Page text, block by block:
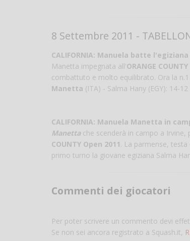
8 Settembre 2011 -
CALIFORNIA: Manuela batte
Manetta impegnata all'ORANGE
combattuto e molto equilibrato. Ora la
Manetta (ITA) - Salma Hany (EGY): 14-
CALIFORNIA: Manuela Manetta in
Manettache scenderà in campo a Irvine,
COUNTY Open 2011. La parmense,
primo turno la giovane egiziana Salma
Commenti dei giocatori
Per poter scrivere un commento devi
Se non sei ancora registrato a Squash.it,